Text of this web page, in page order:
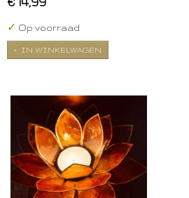
✓ Op voorraad
IN WINKELWAGEN